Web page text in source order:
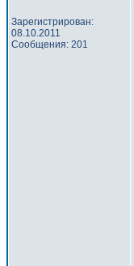
Зарегистрирован:
08.10.2011
Сообщения: 201